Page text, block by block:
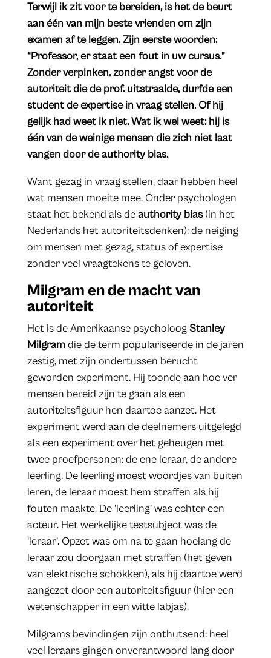
Terwijl ik zit voor te bereiden, is het de beurt
aan één van mijn beste vrienden om zijn
examen af te leggen. Zijn eerste woorden:
“Professor, er staat een fout in uw cursus.”
Zonder verpinken, zonder angst voor de
autoriteit die de prof. uitstraalde, durfde een
student de expertise in vraag stellen. Of hij
gelijk had weet ik niet. Wat ik wel weet: hij is
één van de weinige mensen die zich niet laat
vangen door de authority bias.
Want gezag in vraag stellen, daar hebben heel
wat mensen moeite mee. Onder psychologen
staat het bekend als deauthority bias(in het
Nederlands het autoriteitsdenken): de neiging
om mensen met gezag, status of expertise
zonder veel vraagtekens te geloven.
Milgram en de macht van
autoriteit
Het is de Amerikaanse psycholoog Stanley
Milgramdie de term populariseerde in de jaren
zestig, met zijn ondertussen berucht
geworden experiment. Hij toonde aan hoe ver
mensen bereid zijn te gaan als een
autoriteitsfiguur hen daartoe aanzet. Het
experiment werd aan de deelnemers uitgelegd
als een experiment over het geheugen met
twee proefpersonen: de ene leraar, de andere
leerling. De leerling moest woordjes van buiten
leren, de leraar moest hem straffen als hij
fouten maakte. De ‘leerling’ was echter een
acteur. Het werkelijke testsubject was de
‘leraar’. Opzet was om na te gaan hoelang de
leraar zou doorgaan met straffen (het geven
van elektrische schokken), als hij daartoe werd
aangezet door een autoriteitsfiguur (hier een
wetenschapper in een witte labjas).
Milgrams bevindingen zijn onthutsend: heel
veel leraars gingen onverantwoord lang door